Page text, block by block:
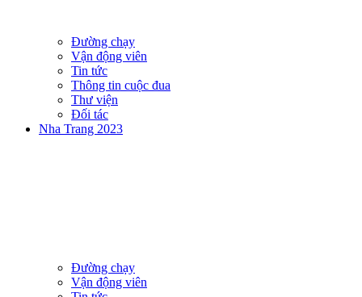
Đường chạy
Vận động viên
Tin tức
Thông tin cuộc đua
Thư viện
Đối tác
Nha Trang 2023
Đường chạy
Vận động viên